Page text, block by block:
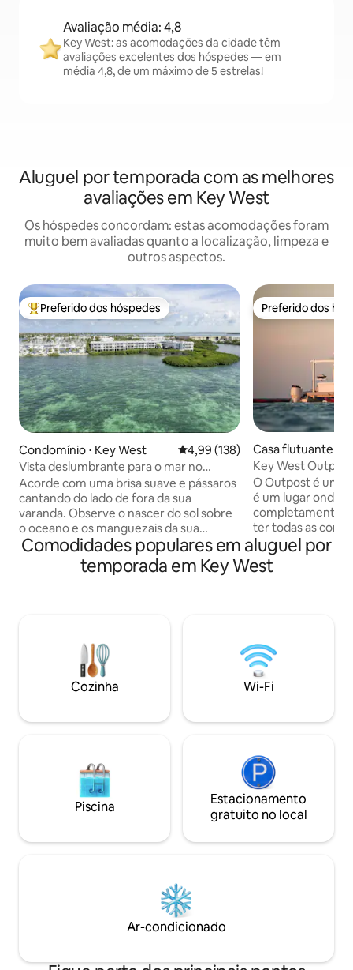
Avaliação média: 4,8
Key West: as acomodações da cidade têm
avaliações excelentes dos hóspedes — em
média 4,8, de um máximo de 5 estrelas!
Aluguel por temporada com as melhores
avaliações em Key West
Os hóspedes concordam: estas acomodações foram
muito bem avaliadas quanto a localização, limpeza e
outros aspectos.
Entre os melhores preferidos dos hóspedes
Preferido dos hóspedes
Condomínio ⋅ Key West 4,99 de uma avaliação média de
4,99 (138)
Vista deslumbrante para o mar no
paraíso, perto de Key West
Acorde com uma brisa suave e pássaros
cantando do lado de fora da sua
varanda. Observe o nascer do sol sobre
o oceano e os manguezais da sua
varanda privada. Desfrute de sua
privacidade ao começar o dia e, em
seguida, aventure-se para explorar tudo
propriedade: piscina, banheira de
hidromassagem, bar e cozinha Yellowfin
e estacionamento. Suprimentos de praia
incluídos: coolers, equipamento de
Preferido dos
Preferido dos
Casa flutuante ⋅
Key West
O Outpost é uma
é um lugar onde
completamente
ter todas as
campo privada
redor de Key
vida selvagem
melhorar a aventura. Vamos levá-
a chegada e
partida, através
outros barcos.
Comodidades populares em aluguel por
temporada em Key West
Cozinha Wi-Fi
Piscina
Estacionamento
gratuito no local
Ar-condicionado